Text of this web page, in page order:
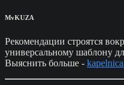
MvKUZA
Рекомендации строятся
универсальному шаблону
Выяснить больше -